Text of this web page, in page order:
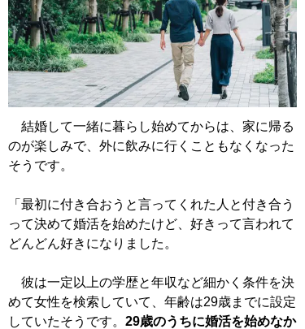
結婚して一緒に暮らし始めてからは、家に帰る
のが楽しみで、外に飲みに行くこともなくなった
そうです。
「最初に付き合おうと言ってくれた人と付き合う
って決めて婚活を始めたけど、好きって言われて
どんどん好きになりました。
彼は一定以上の学歴と年収など細かく条件を決
めて女性を検索していて、年齢は29歳までに設定
していたそうです。 29歳のうちに婚活を始めなか